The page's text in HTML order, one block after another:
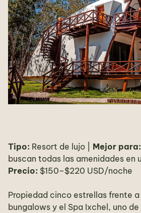
Tipo: Resort de lujo | Mejor para:
buscan todas las amenidades en
Precio: $150–$220 USD/noche
Propiedad cinco estrellas frente
bungalows y el Spa Ixchel, uno